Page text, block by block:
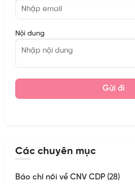
Nội dung
Các chuyên mục
Báo chí nói về CNV CDP(28)